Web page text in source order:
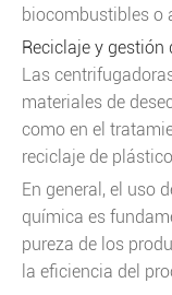
biocombustibles o
Reciclaje y gestión
Las
materiales de
como en el
reciclaje de
En general, el uso
química es
pureza de los
la eficiencia del